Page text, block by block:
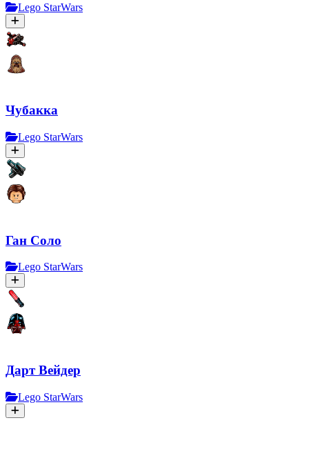
Lego StarWars
Чубакка
Lego StarWars
Ган Соло
Lego StarWars
Дарт Вейдер
Lego StarWars